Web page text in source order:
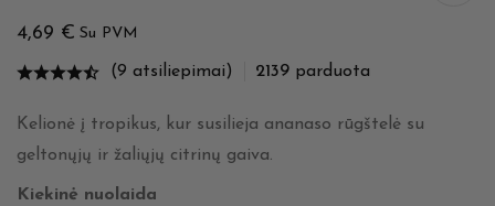
4,69 € Su PVM
(9 atsiliepimai) 2139 parduota
Kelionė į tropikus, kur susilieja ananaso rūgštelė su
geltonųjų ir žaliųjų citrinų gaiva.
Kiekinė nuolaida